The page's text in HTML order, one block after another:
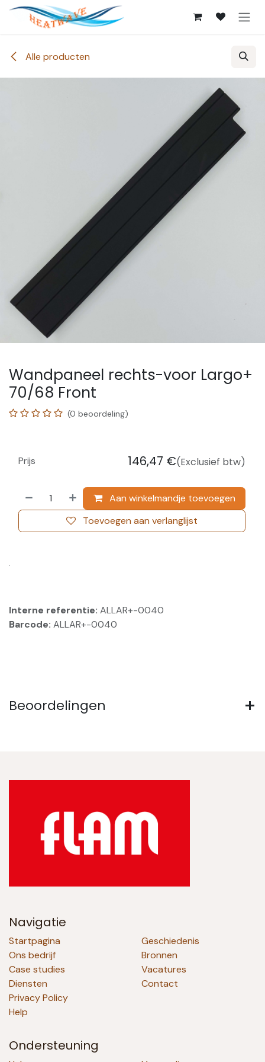
Overslaan naar inhoud
Alle producten
Wandpaneel rechts-voor Largo+
70/68 Front
(0 beoordeling)
Aan winkelmandje toevoegen
Toevoegen aan verlanglijst
Prijs 146,47 €(Exclusief btw)
.
Interne referentie: ALLAR+-0040
Barcode: ALLAR+-0040
Beoordelingen
Navigatie
Startpagina
Ons bedrijf
Case studies
Diensten
Privacy Policy
Help
Geschiedenis
Bronnen
Vacatures
Contact
Ondersteuning